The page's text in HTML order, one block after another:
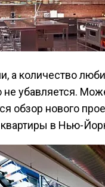
а количество
убавляется.
обзор нового
в Нью-